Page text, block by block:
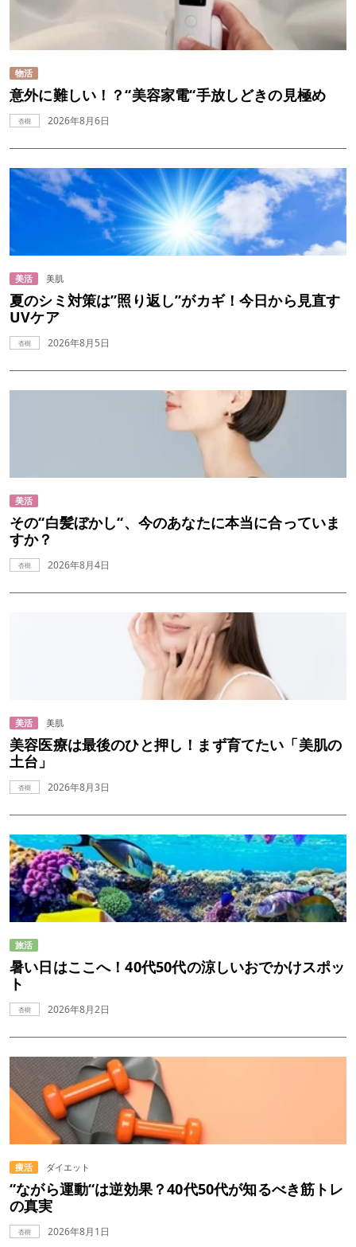
物活
意外に難しい！？“美容家電“手放しどきの見極め
杏樹 2026年8月6日
美活 美肌
夏のシミ対策は”照り返し”がカギ！今日から見直す
UVケア
杏樹 2026年8月5日
美活
その“白髪ぼかし“、今のあなたに本当に合っていま
すか？
杏樹 2026年8月4日
美活 美肌
美容医療は最後のひと押し！まず育てたい「美肌の
土台」
杏樹 2026年8月3日
旅活
暑い日はここへ！40代50代の涼しいおでかけスポッ
ト
杏樹 2026年8月2日
痩活 ダイエット
“ながら運動“は逆効果？40代50代が知るべき筋トレ
の真実
杏樹 2026年8月1日